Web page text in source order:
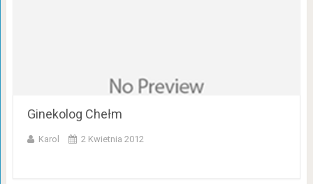
Ginekolog Chełm
Karol 2 Kwietnia 2012